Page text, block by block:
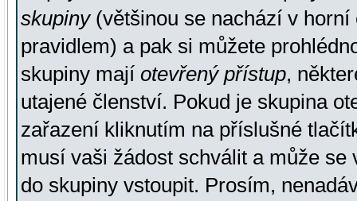
skupiny(většinou se nachází v horní
pravidlem) a pak si můžete
skupiny mají otevřený přístup,
utajené členství. Pokud je skupina
zařazení kliknutím na příslušné
musí vaši žádost schválit a může se
do skupiny vstoupit. Prosím,